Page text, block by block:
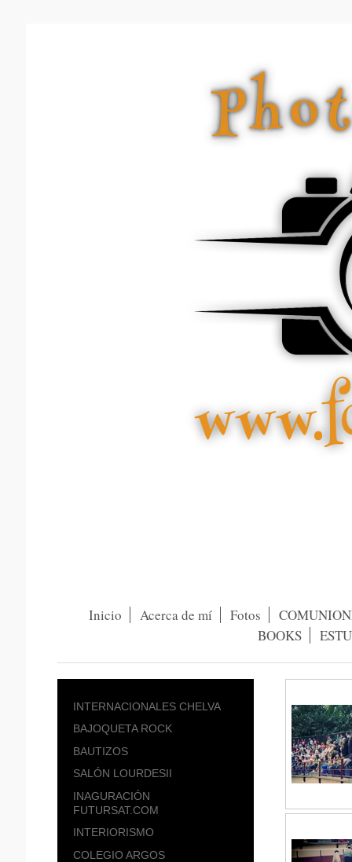
Inicio Acerca de mí Fotos
BOOKS
INTERNACIONALES CHELVA
BAJOQUETA ROCK
BAUTIZOS
SALÓN LOURDESII
INAGURACIÓN
FUTURSAT.COM
INTERIORISMO
COLEGIO ARGOS